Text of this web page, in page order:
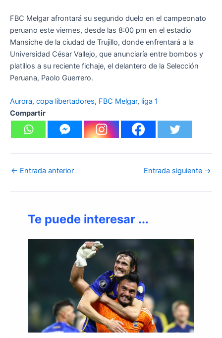
FBC Melgar afrontará su segundo duelo en el campeonato
peruano este viernes, desde las 8:00 pm en el estadio
Mansiche de la ciudad de Trujillo, donde enfrentará a la
Universidad César Vallejo, que anunciaría entre bombos y
platillos a su reciente fichaje, el delantero de la Selección
Peruana, Paolo Guerrero.
Aurora, copa libertadores, FBC Melgar, liga 1
Compartir
← Entrada anterior Entrada siguiente →
Te puede interesar ...